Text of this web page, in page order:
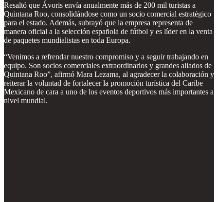
Resaltó que Ávoris envía anualmente más de 200 mil turistas a
Quintana Roo, consolidándose como un socio comercial estratégico
para el estado. Además, subrayó que la empresa representa de
manera oficial a la selección española de fútbol y es líder en la venta
de paquetes mundialistas en toda Europa.
“Venimos a refrendar nuestro compromiso y a seguir trabajando en
equipo. Son socios comerciales extraordinarios y grandes aliados de
Quintana Roo”, afirmó Mara Lezama, al agradecer la colaboración y
reiterar la voluntad de fortalecer la promoción turística del Caribe
Mexicano de cara a uno de los eventos deportivos más importantes a
nivel mundial.